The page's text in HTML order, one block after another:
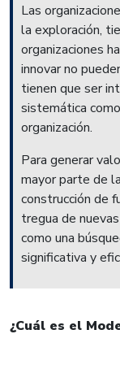
Las
la exploración,
organizaciones
innovar no
tienen que ser
sistemática
organización.
Para generar
mayor parte de
construcción de
tregua de
como una
significativa y
¿Cuál es el